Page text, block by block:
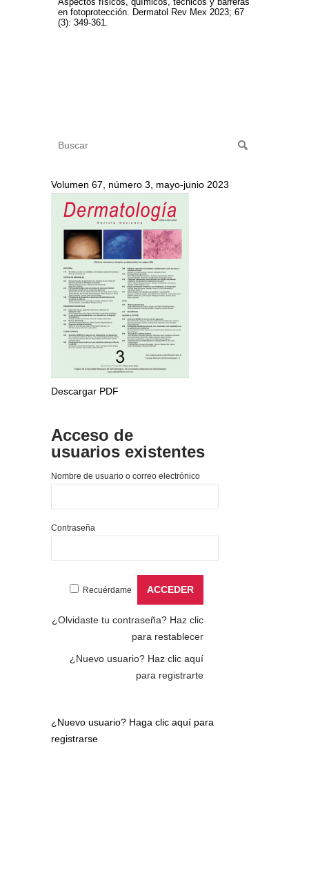
en fotoprotección. Dermatol Rev Mex 2023; 67
(3): 349-361.
Volumen 67, número 3, mayo-junio 2023
Descargar PDF
Acceso de
usuarios existentes
Nombre de usuario o correo electrónico
Contraseña
Recuérdame
¿Olvidaste tu contraseña? Haz clic
para restablecer
¿Nuevo usuario? Haz clic aquí
para registrarte
¿Nuevo usuario? Haga clic aquí para
registrarse